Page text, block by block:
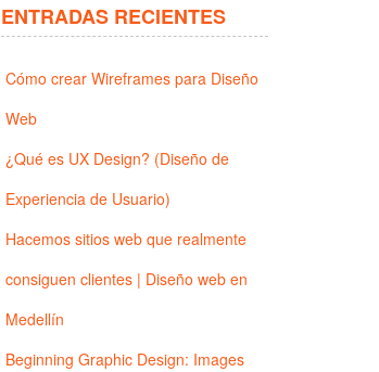
ENTRADAS RECIENTES
Cómo crear Wireframes para Diseño
Web
¿Qué es UX Design? (Diseño de
Experiencia de Usuario)
Hacemos sitios web que realmente
consiguen clientes | Diseño web en
Medellín
Beginning Graphic Design: Images